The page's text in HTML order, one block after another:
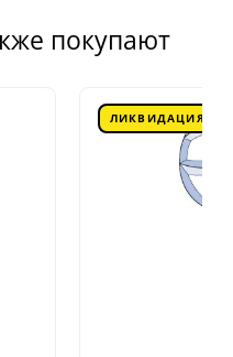
покупают
ЛИКВИДАЦИЯ